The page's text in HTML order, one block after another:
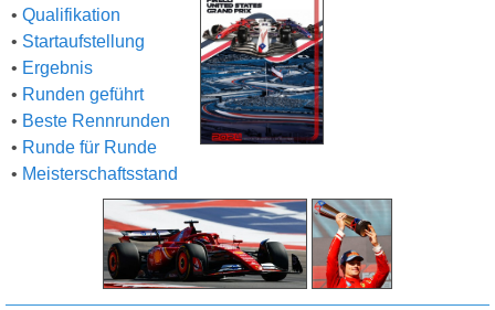
• Qualifikation
• Startaufstellung
• Ergebnis
• Runden geführt
• Beste Rennrunden
• Runde für Runde
• Meisterschaftsstand